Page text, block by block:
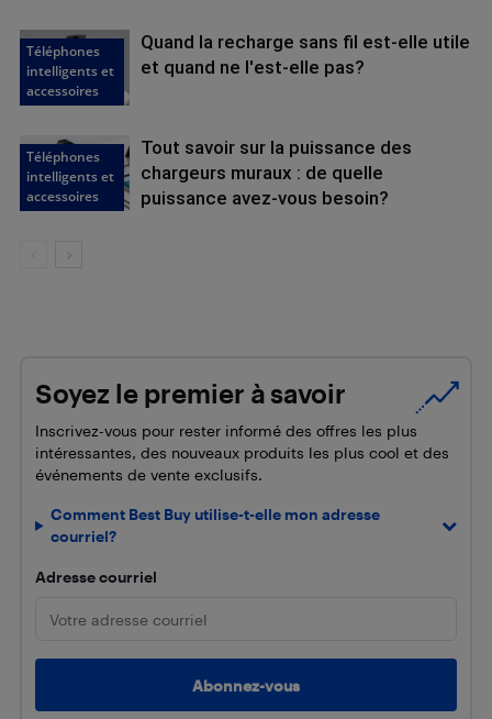
Téléphones
intelligents et
accessoires
Quand la recharge sans fil est-elle utile
et quand ne l'est-elle pas?
Téléphones
intelligents et
accessoires
Tout savoir sur la puissance des
chargeurs muraux : de quelle
puissance avez-vous besoin?
Soyez le premier à savoir
Inscrivez-vous pour rester informé des offres les plus
intéressantes, des nouveaux produits les plus cool et des
événements de vente exclusifs.
Comment Best Buy utilise-t-elle mon adresse
courriel?
Adresse courriel